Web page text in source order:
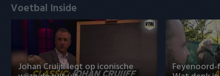
Voetbal Inside
Johan Cruijff legt op iconische Feyenoord-